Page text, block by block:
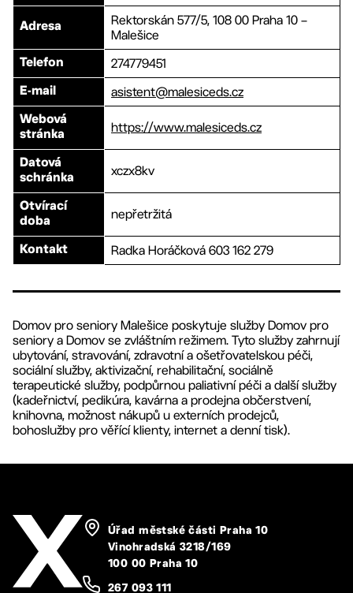
Adresa
Rektorskán 577/5, 108 00 Praha 10 –
Malešice
Telefon 274779451
E-mail asistent@malesiceds.cz
Webová
stránka
https://www.malesiceds.cz
Datová
schránka
xczx8kv
Otvírací
doba
nepřetržitá
Kontakt Radka Horáčková 603 162 279
Domov pro seniory Malešice poskytuje služby Domov pro
seniory a Domov se zvláštním režimem. Tyto služby zahrnují
ubytování, stravování, zdravotní a ošetřovatelskou péči,
sociální služby, aktivizační, rehabilitační, sociálně
terapeutické služby, podpůrnou paliativní péči a další služby
(kadeřnictví, pedikúra, kavárna a prodejna občerstvení,
knihovna, možnost nákupů u externích prodejců,
bohoslužby pro věřící klienty, internet a denní tisk).
Úřad městské části Praha 10
Vinohradská 3218/169
100 00 Praha 10
267 093 111